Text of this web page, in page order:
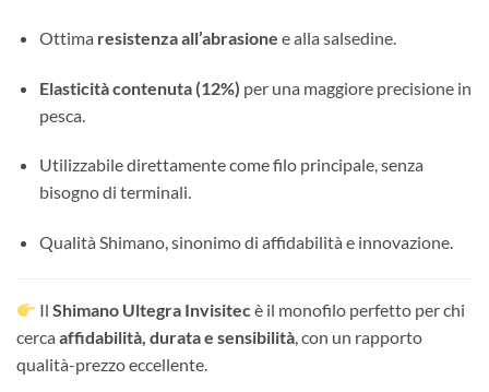
Ottima resistenza all’abrasione e alla salsedine.
Elasticità contenuta (12%) per una maggiore precisione in
pesca.
Utilizzabile direttamente come filo principale, senza
bisogno di terminali.
Qualità Shimano, sinonimo di affidabilità e innovazione.
IlShimano Ultegra Invisitecè il monofilo perfetto per chi
cerca affidabilità, durata e sensibilità, con un rapporto
qualità-prezzo eccellente.